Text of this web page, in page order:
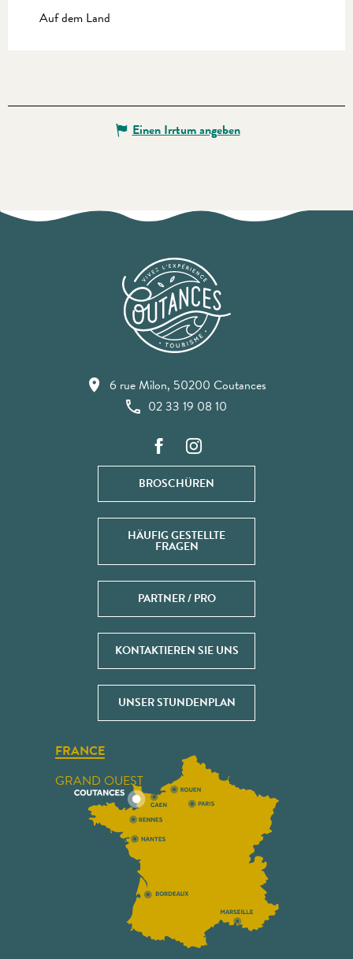
Auf dem Land
Einen Irrtum angeben
6 rue Milon, 50200 Coutances
02 33 19 08 10
BROSCHÜREN
HÄUFIG GESTELLTE
FRAGEN
PARTNER / PRO
KONTAKTIEREN SIE UNS
UNSER STUNDENPLAN
FRANCE
GRAND OUEST